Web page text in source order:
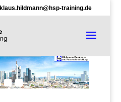
klaus.hildmann@hsp-training.de